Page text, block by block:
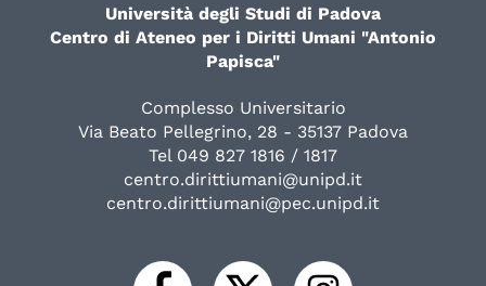
Università degli Studi di Padova
Centro di Ateneo per i Diritti Umani "Antonio
Papisca"
Complesso Universitario
Via Beato Pellegrino, 28 - 35137 Padova
Tel 049 827 1816 / 1817
centro.dirittiumani@unipd.it
centro.dirittiumani@pec.unipd.it